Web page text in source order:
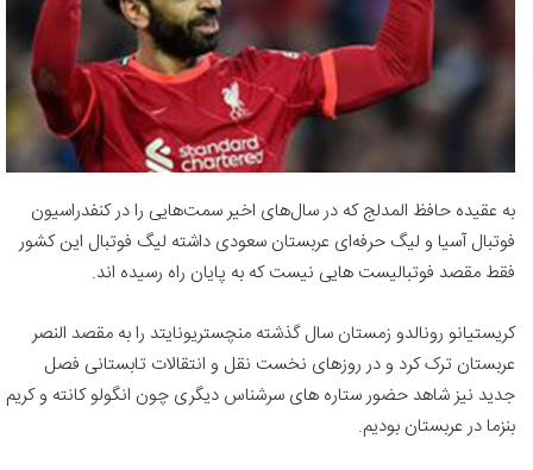
به عقیده حافظ المدلج که در سال‌های اخیر سمت‌هایی را در کنفدراسیون
فوتبال آسیا و لیگ حرفه‌ای عربستان سعودی داشته لیگ فوتبال این کشور
فقط مقصد فوتبالیست هایی نیست که به پایان راه رسیده اند.
کریستیانو رونالدو زمستان سال گذشته منچستریونایتد را به مقصد النصر
عربستان ترک کرد و در روزهای نخست نقل و انتقالات تابستانی فصل
جدید نیز شاهد حضور ستاره های سرشناس دیگری چون انگولو کانته و کریم
بنزما در عربستان بودیم.